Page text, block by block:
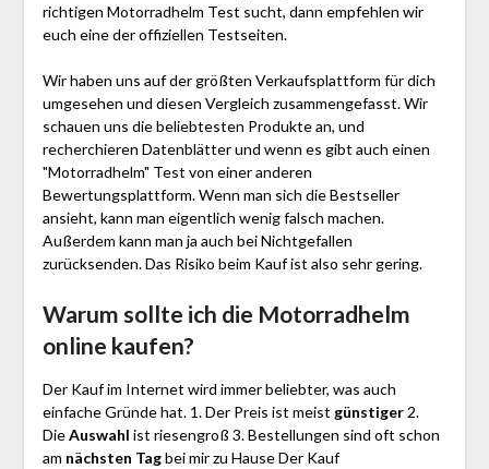
richtigen Motorradhelm Test sucht, dann empfehlen wir
euch eine der offiziellen Testseiten.
Wir haben uns auf der größten Verkaufsplattform für dich
umgesehen und diesen Vergleich zusammengefasst. Wir
schauen uns die beliebtesten Produkte an, und
recherchieren Datenblätter und wenn es gibt auch einen
"Motorradhelm" Test von einer anderen
Bewertungsplattform. Wenn man sich die Bestseller
ansieht, kann man eigentlich wenig falsch machen.
Außerdem kann man ja auch bei Nichtgefallen
zurücksenden. Das Risiko beim Kauf ist also sehr gering.
Warum sollte ich die Motorradhelm
online kaufen?
Der Kauf im Internet wird immer beliebter, was auch
einfache Gründe hat. 1. Der Preis ist meist günstiger2.
DieAuswahl ist riesengroß 3. Bestellungen sind oft schon
am nächsten Tagbei mir zu Hause Der Kauf